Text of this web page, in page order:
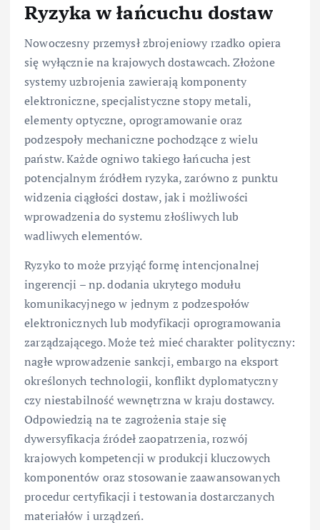
Ryzyka w łańcuchu dostaw
Nowoczesny przemysł zbrojeniowy rzadko opiera
się wyłącznie na krajowych dostawcach. Złożone
systemy uzbrojenia zawierają komponenty
elektroniczne, specjalistyczne stopy metali,
elementy optyczne, oprogramowanie oraz
podzespoły mechaniczne pochodzące z wielu
państw. Każde ogniwo takiego łańcucha jest
potencjalnym źródłem ryzyka, zarówno z punktu
widzenia ciągłości dostaw, jak i możliwości
wprowadzenia do systemu złośliwych lub
wadliwych elementów.
Ryzyko to może przyjąć formę intencjonalnej
ingerencji – np. dodania ukrytego modułu
komunikacyjnego w jednym z podzespołów
elektronicznych lub modyfikacji oprogramowania
zarządzającego. Może też mieć charakter polityczny:
nagłe wprowadzenie sankcji, embargo na eksport
określonych technologii, konflikt dyplomatyczny
czy niestabilność wewnętrzna w kraju dostawcy.
Odpowiedzią na te zagrożenia staje się
dywersyfikacja źródeł zaopatrzenia, rozwój
krajowych kompetencji w produkcji kluczowych
komponentów oraz stosowanie zaawansowanych
procedur certyfikacji i testowania dostarczanych
materiałów i urządzeń.